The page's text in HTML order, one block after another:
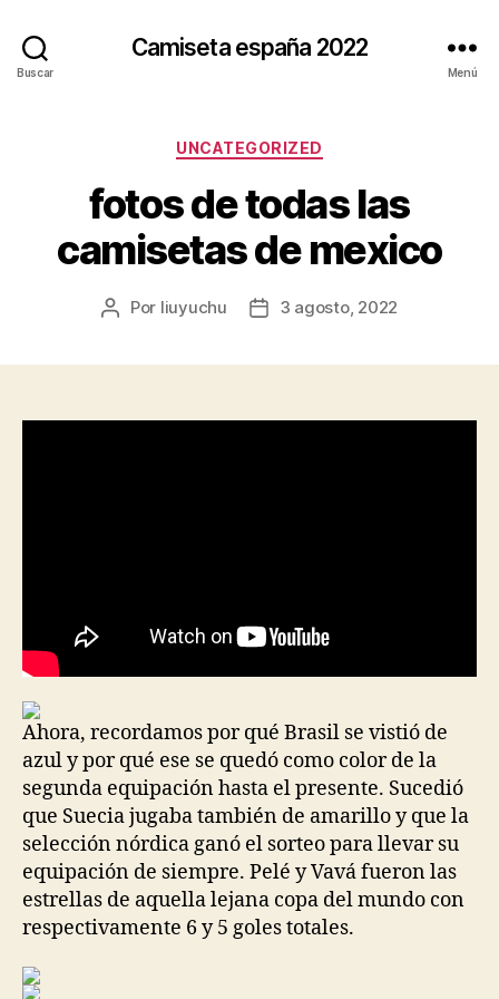
Buscar
Camiseta españa 2022
Menú
Categorías
UNCATEGORIZED
fotos de todas las
camisetas de mexico
Autor
Por liuyuchu
Fecha3 agosto, 2022
Ahora, recordamos por qué Brasil se vistió de
azul y por qué ese se quedó como color de la
segunda equipación hasta el presente. Sucedió
que Suecia jugaba también de amarillo y que la
selección nórdica ganó el sorteo para llevar su
equipación de siempre. Pelé y Vavá fueron las
estrellas de aquella lejana copa del mundo con
respectivamente 6 y 5 goles totales.